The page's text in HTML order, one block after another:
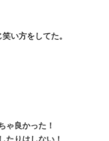
い方をしてた。
ゃ良かった！
たりはしない！